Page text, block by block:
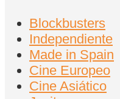
Blockbusters
Independiente
Made in Spain
Cine Europeo
Cine Asiático